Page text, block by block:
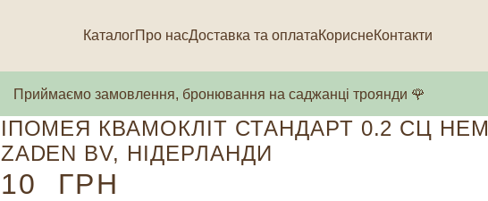
КаталогПро насДоставка та оплатаКориснеКонтакти
Приймаємо замовлення, бронювання на саджанці троянди 🌹
ІПОМЕЯ КВАМОКЛІТ СТАНДАРТ 0.2 СЦ HEM
ZADEN BV, НІДЕРЛАНДИ
10 ГРН